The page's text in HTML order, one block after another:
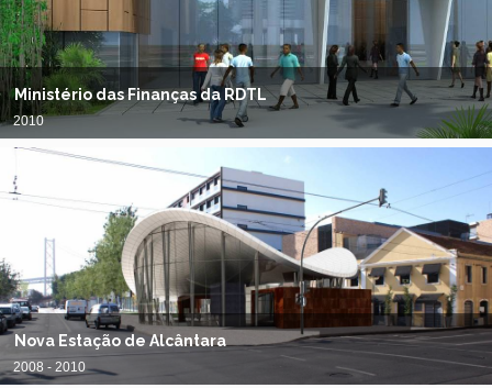
Ministério das Finanças da RDTL
2010
Nova Estação de Alcântara
2008 - 2010